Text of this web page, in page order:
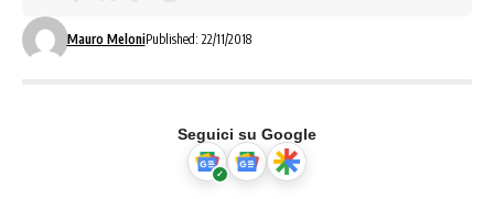
Mauro MeloniPublished: 22/11/2018
Seguici su Google